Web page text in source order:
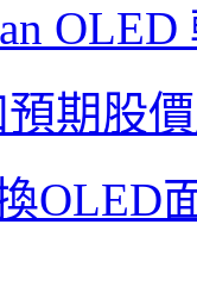
OLED
期股
OLED